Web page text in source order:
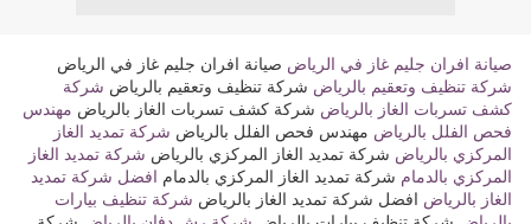
صيانة افران جليم غاز في الرياض صيانة افران جليم غاز في الرياض
شركة تنظيف وتعقيم بالرياض شركة تنظيف وتعقيم بالرياض شركة
كشف تسربات الغاز بالرياض شركة كشف تسربات الغاز بالرياض مهندس
فحص الفلل بالرياض مهندس فحص الفلل بالرياض شركة تمديد الغاز
المركزي بالرياض شركة تمديد الغاز المركزي بالرياض شركة تمديد الغاز
المركزي بالدمام شركة تمديد الغاز المركزي بالدمام افضل شركة تمديد
الغاز بالرياض افضل شركة تمديد الغاز بالرياض شركة تنظيف بيارات